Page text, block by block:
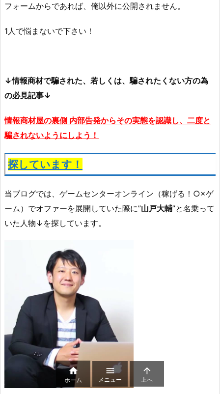
フォームからであれば、俺以外に公開されません。
1人で悩まないで下さい！
↓情報商材で騙された、若しくは、騙されたくない方の為
の必見記事↓
情報商材屋の裏側 内部告発からその実態を認識し、二度と
騙されないようにしよう！
探しています！
当ブログでは、ゲームセンターオンライン（稼げる！○×ゲ
ーム） でオファーを展開していた際に”山戸大輔”と名乗って
いた人物↓を探しています。

ホーム

メニュー

上へ